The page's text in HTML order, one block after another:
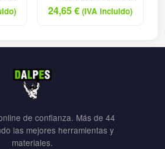
040M
24,65€ (IVA incluido)
de confianza. Más de 44
las mejores herramientas y
materiales.